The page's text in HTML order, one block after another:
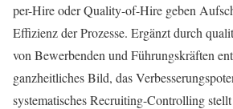
per-Hire oder Quality-of-Hire geben
Effizienz der Prozesse. Ergänzt durch
von Bewerbenden und Führungskräften
ganzheitliches Bild, das
systematisches Recruiting-Controlling stellt